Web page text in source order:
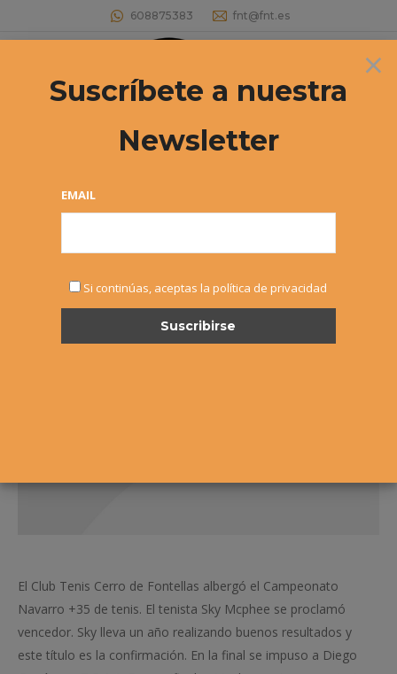
608875383 fnt@fnt.es
Buscar:
Campeonato Navarro +35 – Sky
El Club Tenis Cerro de Fontellas albergó el Campeonato
Navarro +35 de tenis. El tenista Sky Mcphee se proclamó
vencedor. Sky lleva un año realizando buenos resultados y
este título es la confirmación. En la final se impuso a Diego
×
Suscríbete a nuestra
Newsletter
EMAIL
Si continúas, aceptas la política de privacidad